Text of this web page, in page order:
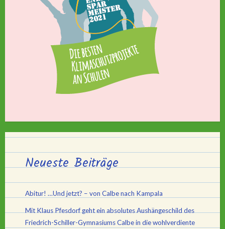
Neueste Beiträge
Abitur! …Und jetzt? – von Calbe nach Kampala
Mit Klaus Pfesdorf geht ein absolutes Aushängeschild des
Friedrich-Schiller-Gymnasiums Calbe in die wohlverdiente